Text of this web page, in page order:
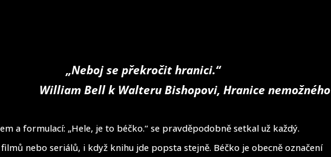
„Neboj se překročit hranici.“
William Bell k Walteru Bishopovi, Hranice nemožného
a formulací: „Hele, je to béčko.“ se pravděpodobně setkal už každý.
nebo seriálů, i když knihu jde popsta stejně. Béčko je obecně označení